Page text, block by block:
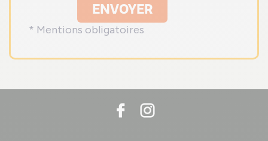
ENVOYER
* Mentions obligatoires